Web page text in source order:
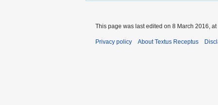
This page was last edited on 8 March 2016, at
Privacy policy About Textus Receptus